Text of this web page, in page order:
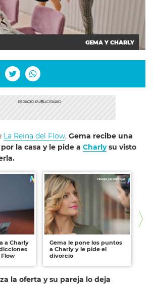
GEMA Y CHARLY
La Reina del Flow, Gema recibe una
la casa y le pide a Charlysu visto
a Charly
Gema le pone los puntos
a Charly y le pide el
divorcio
la oferta y su pareja lo deja